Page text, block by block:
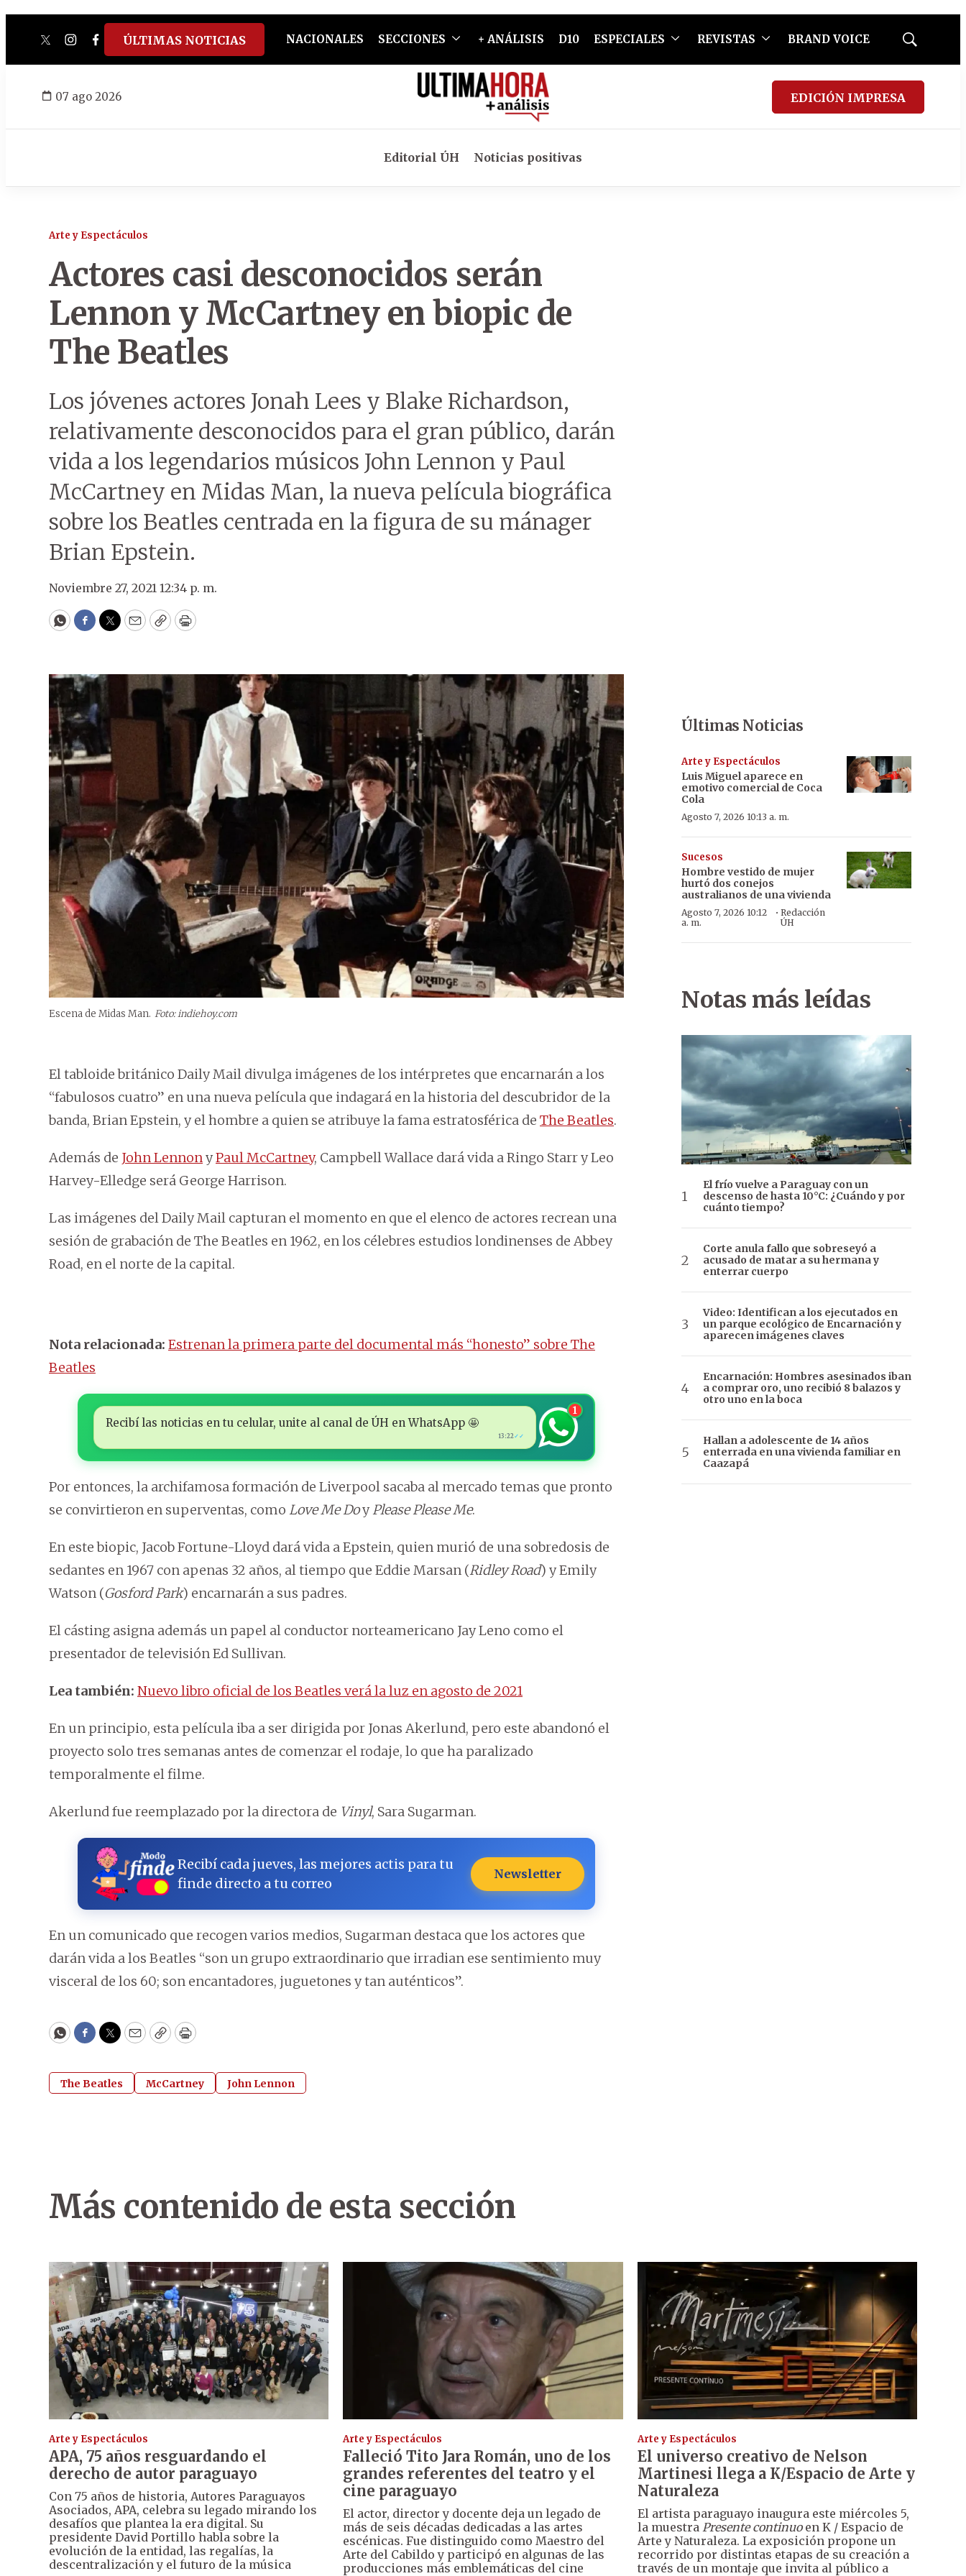
twitterinstagram
facebook
tiktokyoutube
spotify
ÚLTIMAS NOTICIAS NACIONALES SECCIONES + ANÁLISIS D10 ESPECIALES REVISTAS BRAND VOICE
Mostrar
07 ago 2026 EDICIÓN IMPRESA
Editorial ÚH Noticias positivas
Arte y Espectáculos
Actores casi desconocidos serán
Lennon y McCartney en biopic de
The Beatles
Los jóvenes actores Jonah Lees y Blake Richardson,
relativamente desconocidos para el gran público, darán
vida a los legendarios músicos John Lennon y Paul
McCartney en Midas Man, la nueva película biográfica
sobre los Beatles centrada en la figura de su mánager
Brian Epstein.
Noviembre 27, 2021 12:34 p. m.
WhatsApp
Facebook
Twitter
EmailCopyPrint
Escena de Midas Man. Foto: indiehoy.com
El tabloide británico Daily Mail divulga imágenes de los intérpretes que encarnarán a los
“fabulosos cuatro” en una nueva película que indagará en la historia del descubridor de la
banda, Brian Epstein, y el hombre a quien se atribuye la fama estratosférica de The Beatles.
Además de John LennonyPaul McCartney, Campbell Wallace dará vida a Ringo Starr y Leo
Harvey-Elledge será George Harrison.
Las imágenes del Daily Mail capturan el momento en que el elenco de actores recrean una
sesión de grabación de The Beatles en 1962, en los célebres estudios londinenses de Abbey
Road, en el norte de la capital.
Nota relacionada: Estrenan la primera parte del documental más “honesto” sobre The
Beatles
Recibí las noticias en tu celular, unite al canal de ÚH en WhatsApp 🤩
13:22✓✓
1
Por entonces, la archifamosa formación de Liverpool sacaba al mercado temas que pronto
se convirtieron en superventas, como Love Me DoyPlease Please Me.
En este biopic, Jacob Fortune-Lloyd dará vida a Epstein, quien murió de una sobredosis de
sedantes en 1967 con apenas 32 años, al tiempo que Eddie Marsan (Ridley Road) y Emily
Watson (Gosford Park) encarnarán a sus padres.
El cásting asigna además un papel al conductor norteamericano Jay Leno como el
presentador de televisión Ed Sullivan.
Lea también: Nuevo libro oficial de los Beatles verá la luz en agosto de 2021
En un principio, esta película iba a ser dirigida por Jonas Akerlund, pero este abandonó el
proyecto solo tres semanas antes de comenzar el rodaje, lo que ha paralizado
temporalmente el filme.
Akerlund fue reemplazado por la directora de Vinyl, Sara Sugarman.
Recibí cada jueves, las mejores actis para tu
finde directo a tu correo
Newsletter
En un comunicado que recogen varios medios, Sugarman destaca que los actores que
darán vida a los Beatles “son un grupo extraordinario que irradian ese sentimiento muy
visceral de los 60; son encantadores, juguetones y tan auténticos”.
WhatsApp
Facebook
Twitter
EmailCopyPrint
The Beatles McCartney John Lennon
Últimas Noticias
Arte y Espectáculos
Luis Miguel aparece en
emotivo comercial de Coca
Cola
Agosto 7, 2026 10:13 a. m.
Sucesos
Hombre vestido de mujer
hurtó dos conejos
australianos de una vivienda
Agosto 7, 2026 10:12
a. m.
·Redacción
ÚH
Notas más leídas
El frío vuelve a Paraguay con un
descenso de hasta 10°C: ¿Cuándo y por
cuánto tiempo?
Corte anula fallo que sobreseyó a
acusado de matar a su hermana y
enterrar cuerpo
Video: Identifican a los ejecutados en
un parque ecológico de Encarnación y
aparecen imágenes claves
Encarnación: Hombres asesinados iban
a comprar oro, uno recibió 8 balazos y
otro uno en la boca
Hallan a adolescente de 14 años
enterrada en una vivienda familiar en
Caazapá
Más contenido de esta sección
Arte y Espectáculos
APA, 75 años resguardando el
derecho de autor paraguayo
Con 75 años de historia, Autores Paraguayos
Asociados, APA, celebra su legado mirando los
desafíos que plantea la era digital. Su
presidente David Portillo habla sobre la
evolución de la entidad, las regalías, la
descentralización y el futuro de la música
Arte y Espectáculos
Falleció Tito Jara Román, uno de los
grandes referentes del teatro y el
cine paraguayo
El actor, director y docente deja un legado de
más de seis décadas dedicadas a las artes
escénicas. Fue distinguido como Maestro del
Arte del Cabildo y participó en algunas de las
producciones más emblemáticas del cine
Arte y Espectáculos
El universo creativo de Nelson
Martinesi llega a K/Espacio de Arte y
Naturaleza
El artista paraguayo inaugura este miércoles 5,
la muestra Presente continuoen K / Espacio de
Arte y Naturaleza. La exposición propone un
recorrido por distintas etapas de su creación a
través de un montaje que invita al público a